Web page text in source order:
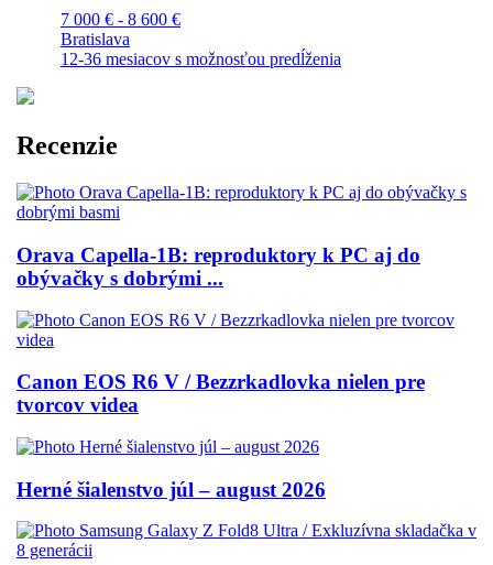
7 000 € - 8 600 €
Bratislava
12-36 mesiacov s možnosťou predĺženia
Recenzie
Orava Capella-1B: reproduktory k PC aj do
obývačky s dobrými ...
Canon EOS R6 V / Bezzrkadlovka nielen pre
tvorcov videa
Herné šialenstvo júl – august 2026